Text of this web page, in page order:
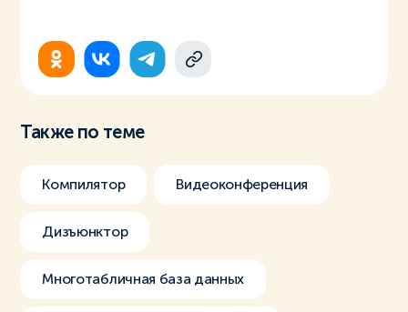
Также по теме
Компилятор Видеоконференция
Дизъюнктор
Многотабличная база данных